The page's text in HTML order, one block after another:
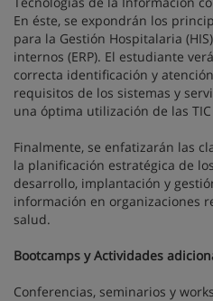
En éste, se expondrán los
para la Gestión Hospitalaria
internos (ERP). El estudiante
correcta identificación y
requisitos de los sistemas y
una óptima utilización de las
Finalmente, se enfatizarán las
la planificación estratégica de
desarrollo, implantación y
información en organizaciones
salud.
Bootcamps y Actividades
Conferencias, seminarios y